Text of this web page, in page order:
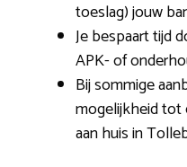
toeslag) jouw
Je bespaart tijd
APK- of
Bij sommige
mogelijkheid tot
aan huis in